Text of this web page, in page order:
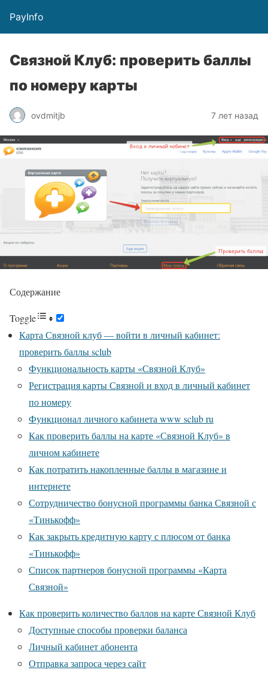
PayInfo
Связной Клуб: проверить баллы
по номеру карты
ovdmitjb 7 лет назад
Содержание
Toggle
Карта Связной клуб — войти в личный кабинет:
проверить баллы sclub
Функциональность карты «Связной Клуб»
Регистрация карты Связной и вход в личный кабинет
по номеру
Функционал личного кабинета www sclub ru
Как проверить баллы на карте «Связной Клуб» в
личном кабинете
Как потратить накопленные баллы в магазине и
интернете
Сотрудничество бонусной программы банка Связной с
«Тинькофф»
Как закрыть кредитную карту с плюсом от банка
«Тинькофф»
Список партнеров бонусной программы «Карта
Связной»
Как проверить количество баллов на карте Связной Клуб
Доступные способы проверки баланса
Личный кабинет абонента
Отправка запроса через сайт